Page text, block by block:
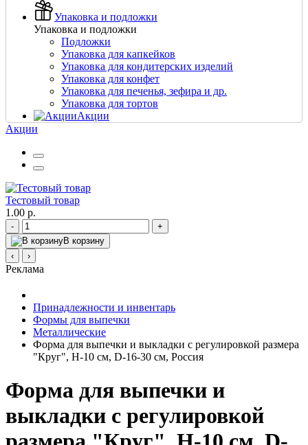
Упаковка и подложки
Упаковка и подложки
Подложки
Упаковка для капкейков
Упаковка для кондитерских изделий
Упаковка для конфет
Упаковка для печенья, зефира и др.
Упаковка для тортов
Акции
Акции
Тестовый товар
1.00 р.
-
+
В корзину
‹
›
Реклама
Принадлежности и инвентарь
Формы для выпечки
Металлические
Форма для выпечки и выкладки с регулировкой размера
"Круг", H-10 см, D-16-30 см, Россия
Форма для выпечки и
выкладки с регулировкой